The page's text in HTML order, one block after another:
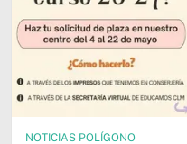
NOTICIAS POLÍGONO